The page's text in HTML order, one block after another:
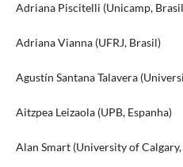
Adriana Piscitelli (Unicamp,
Adriana Vianna (UFRJ, Brasil)
Agustín Santana Talavera
Aitzpea Leizaola (UPB, Espanha)
Alan Smart (University of Calgary,